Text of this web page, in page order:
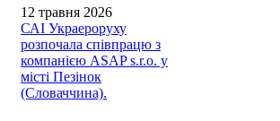
12 травня 2026
САІ Украероруху
розпочала співпрацю з
компанією ASAP s.r.o. у
місті Пезінок
(Словаччина).